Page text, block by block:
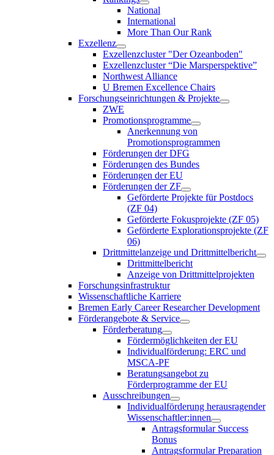
National
International
More Than Our Rank
Exzellenz
Exzellenzcluster "Der Ozeanboden"
Exzellenzcluster “Die Marsperspektive”
Northwest Alliance
U Bremen Excellence Chairs
Forschungseinrichtungen & Projekte
ZWE
Promotionsprogramme
Anerkennung von
Promotionsprogrammen
Förderungen der DFG
Förderungen des Bundes
Förderungen der EU
Förderungen der ZF
Geförderte Projekte für Postdocs
(ZF 04)
Geförderte Fokusprojekte (ZF 05)
Geförderte Explorationsprojekte (ZF
06)
Drittmittelanzeige und Drittmittelbericht
Drittmittelbericht
Anzeige von Drittmittelprojekten
Forschungsinfrastruktur
Wissenschaftliche Karriere
Bremen Early Career Researcher Development
Förderangebote & Service
Förderberatung
Fördermöglichkeiten der EU
Individualförderung: ERC und
MSCA-PF
Beratungsangebot zu
Förderprogramme der EU
Ausschreibungen
Individualförderung herausragender
Wissenschaftler:innen
Antragsformular Success
Bonus
Antragsformular Preparation